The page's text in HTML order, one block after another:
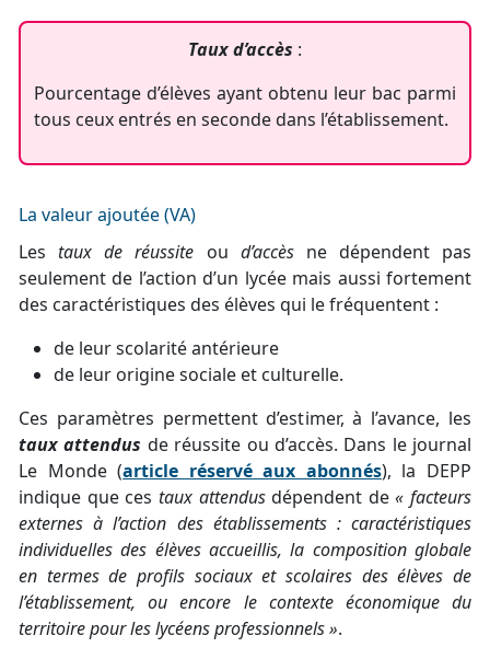
Taux d’accès :
Pourcentage d’élèves ayant obtenu leur bac parmi
tous ceux entrés en seconde dans l’établissement.
La valeur ajoutée (VA)
Lestaux de réussite ou d’accèsne dépendent pas
seulement de l’action d’un lycée mais aussi fortement
des caractéristiques des élèves qui le fréquentent :
de leur scolarité antérieure
de leur origine sociale et culturelle.
Ces paramètres permettent d’estimer, à l’avance, les
taux attendus de réussite ou d’accès. Dans le journal
Le Monde (article réservé aux abonnés), la DEPP
indique que ces taux attendusdépendent de« facteurs
externes à l’action des établissements : caractéristiques
individuelles des élèves accueillis, la composition globale
en termes de profils sociaux et scolaires des élèves de
l’établissement, ou encore le contexte économique du
territoire pour les lycéens professionnels ».